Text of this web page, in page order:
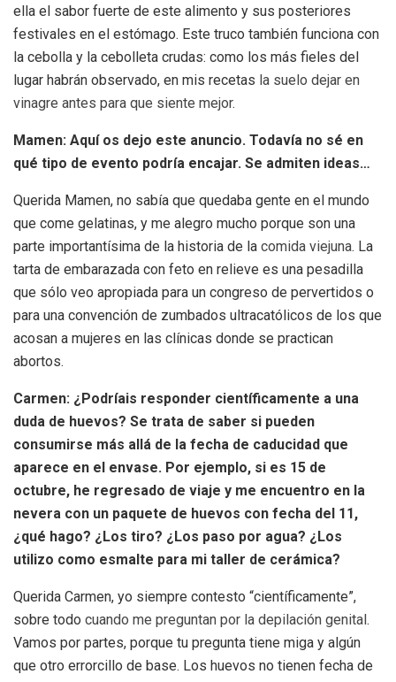
ella el sabor fuerte de este alimento y sus posteriores
festivales en el estómago. Este truco también funciona con
la cebolla y la cebolleta crudas: como los más fieles del
lugar habrán observado, en mis recetas la suelo dejar en
vinagre antes para que siente mejor.
Mamen: Aquí os dejo este anuncio. Todavía no sé en
qué tipo de evento podría encajar. Se admiten ideas…
Querida Mamen, no sabía que quedaba gente en el mundo
que come gelatinas, y me alegro mucho porque son una
parte importantísima de la historia de la comida viejuna. La
tarta de embarazada con feto en relieve es una pesadilla
que sólo veo apropiada para un congreso de pervertidos o
para una convención de zumbados ultracatólicos de los que
acosan a mujeres en las clínicas donde se practican
abortos.
Carmen: ¿Podríais responder científicamente a una
duda de huevos? Se trata de saber si pueden
consumirse más allá de la fecha de caducidad que
aparece en el envase. Por ejemplo, si es 15 de
octubre, he regresado de viaje y me encuentro en la
nevera con un paquete de huevos con fecha del 11,
¿qué hago? ¿Los tiro? ¿Los paso por agua? ¿Los
utilizo como esmalte para mi taller de cerámica?
Querida Carmen, yo siempre contesto “científicamente”,
sobre todo cuando me preguntan por la depilación genital .
Vamos por partes, porque tu pregunta tiene miga y algún
que otro errorcillo de base. Los huevos no tienen fecha de